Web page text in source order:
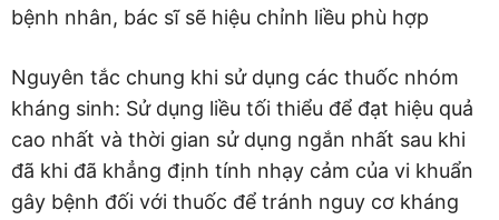
bệnh nhân, bác sĩ sẽ hiệu chỉnh liều phù hợp
Nguyên tắc chung khi sử dụng các thuốc nhóm
kháng sinh: Sử dụng liều tối thiểu để đạt hiệu quả
cao nhất và thời gian sử dụng ngắn nhất sau khi
đã khi đã khẳng định tính nhạy cảm của vi khuẩn
gây bệnh đối với thuốc để tránh nguy cơ kháng